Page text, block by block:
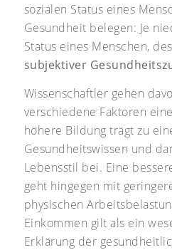
sozialen Status eines
Gesundheit belegen: Je
Status eines Menschen,
subjektiver
Wissenschaftler gehen
verschiedene Faktoren
höhere Bildung trägt zu
Gesundheitswissen und
Lebensstil bei. Eine
geht hingegen mit
physischen
Einkommen gilt als ein
Erklärung der